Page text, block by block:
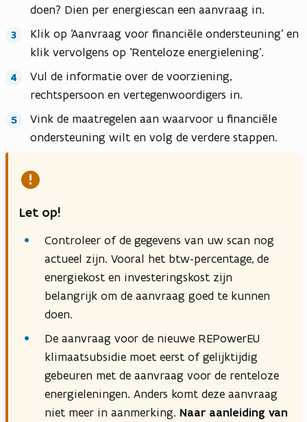
doen? Dien per energiescan een aanvraag in.
Klik op ‘Aanvraag voor financiële ondersteuning’ en
klik vervolgens op ‘Renteloze energielening’.
Vul de informatie over de voorziening,
rechtspersoon en vertegenwoordigers in.
Vink de maatregelen aan waarvoor u financiële
ondersteuning wilt en volg de verdere stappen.
Let op!
Controleer of de gegevens van uw scan nog
actueel zijn. Vooral het btw-percentage, de
energiekost en investeringskost zijn
belangrijk om de aanvraag goed te kunnen
doen.
De aanvraag voor de nieuwe REPowerEU
klimaatsubsidie moet eerst of gelijktijdig
gebeuren met de aanvraag voor de renteloze
energieleningen. Anders komt deze aanvraag
niet meer in aanmerking. Naar aanleiding van